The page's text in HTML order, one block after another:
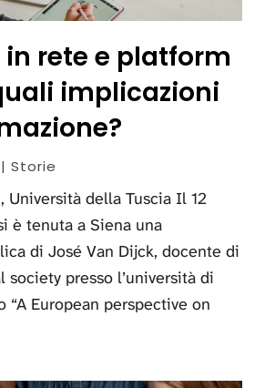
rete e platform
implicazioni
Storie
Università della Tuscia Il 12
è tenuta a Siena una
di José Van Dijck, docente di
society presso l’università di
European perspective on